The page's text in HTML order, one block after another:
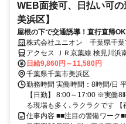
WEB面接可、日払い可
美浜区】
屋根の下で交通誘導！直行直帰
★仕事が早く終わった時でも日給
株式会社ユニオン 千葉県千葉
アクセス ＪＲ京葉線 検見川浜
北口徒歩約12分、京成千葉線
区エリア（稲毛海岸駅、海浜
千葉駅、新千葉駅等）
日給9,860円～11,580円
千葉県千葉市美浜区
勤務時間 実働時間：8時間/日
【日勤】 8:00～17:00 ※実働
る現場も多く､ラクラクです 【
仕事内容 ■■注目の警備ワーク